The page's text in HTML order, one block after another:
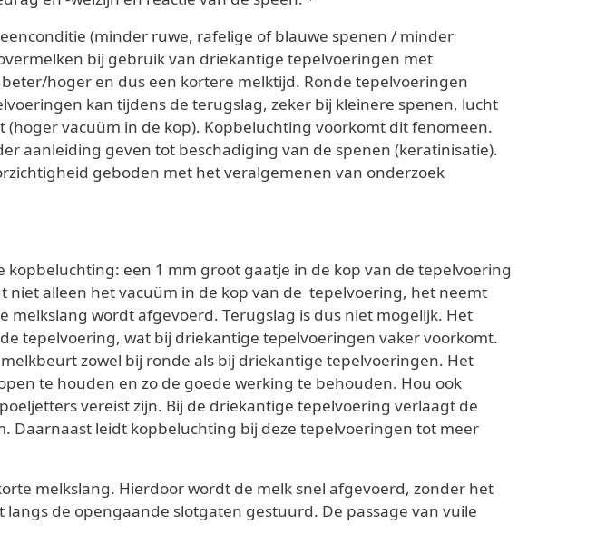
(minder ruwe, rafelige of blauwe spenen / minder
bij gebruik van driekantige tepelvoeringen met
hoger en dus een kortere melktijd. Ronde tepelvoeringen
kan tijdens de terugslag, zeker bij kleinere spenen, lucht
vacuüm in de kop). Kopbeluchting voorkomt dit fenomeen.
aanleiding geven tot beschadiging van de spenen (keratinisatie).
geboden met het veralgemenen van onderzoek
een 1 mm groot gaatje in de kop van de tepelvoering
alleen het vacuüm in de kop van de tepelvoering, het neemt
melkslang wordt afgevoerd. Terugslag is dus niet mogelijk. Het
tepelvoering, wat bij driekantige tepelvoeringen vaker voorkomt.
zowel bij ronde als bij driekantige tepelvoeringen. Het
te houden en zo de goede werking te behouden. Hou ook
vereist zijn. Bij de driekantige tepelvoering verlaagt de
Daarnaast leidt kopbeluchting bij deze tepelvoeringen tot meer
melkslang. Hierdoor wordt de melk snel afgevoerd, zonder het
de opengaande slotgaten gestuurd. De passage van vuile